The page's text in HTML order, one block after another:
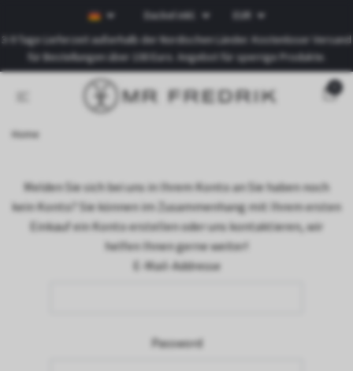
Dackel inkl.
EUR
3-9 Tage Lieferzeit außerhalb der Nordischen Länder. Kostenloser Versand
für Bestellungen über 100 Euro. Angebot für sperrige Produkte.
Home
Melden Sie sich bei uns in Ihrem Konto an Sie haben noch
kein Konto? Sie können im Zusammenhang mit Ihrem ersten
Einkauf ein Konto erstellen oder uns kontaktieren, wir
helfen Ihnen gerne weiter!
E-Mail-Addresse
Password